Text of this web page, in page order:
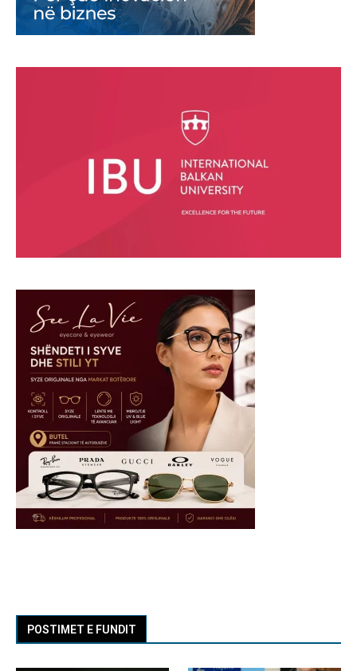
POSTIMET E FUNDIT